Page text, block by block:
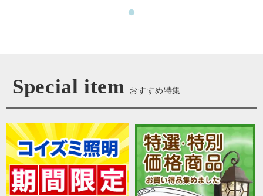
Special item おすすめ特集